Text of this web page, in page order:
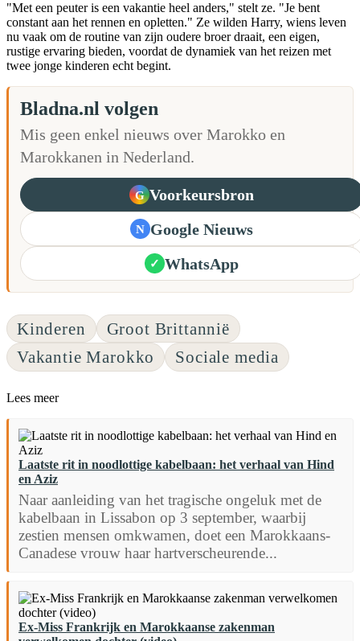
"Met een peuter is een vakantie heel anders," stelt ze. "Je bent
constant aan het rennen en opletten." Ze wilden Harry, wiens leven
nu vaak om de routine van zijn oudere broer draait, een eigen,
rustige ervaring bieden, voordat de dynamiek van het reizen met
twee jonge kinderen echt begint.
Bladna.nl volgen
Mis geen enkel nieuws over Marokko en
Marokkanen in Nederland.
G Voorkeursbron
N Google Nieuws
✓ WhatsApp
Kinderen
Groot Brittannië
Vakantie Marokko
Sociale media
Lees meer
Laatste rit in noodlottige kabelbaan: het verhaal van Hind
en Aziz
Naar aanleiding van het tragische ongeluk met de
kabelbaan in Lissabon op 3 september, waarbij
zestien mensen omkwamen, doet een Marokkaans-
Canadese vrouw haar hartverscheurende...
Ex-Miss Frankrijk en Marokkaanse zakenman